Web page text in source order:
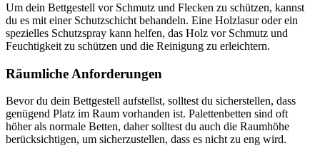
Um dein Bettgestell vor Schmutz und Flecken zu schützen, kannst
du es mit einer Schutzschicht behandeln. Eine Holzlasur oder ein
spezielles Schutzspray kann helfen, das Holz vor Schmutz und
Feuchtigkeit zu schützen und die Reinigung zu erleichtern.
Räumliche Anforderungen
Bevor du dein Bettgestell aufstellst, solltest du sicherstellen, dass
genügend Platz im Raum vorhanden ist. Palettenbetten sind oft
höher als normale Betten, daher solltest du auch die Raumhöhe
berücksichtigen, um sicherzustellen, dass es nicht zu eng wird.